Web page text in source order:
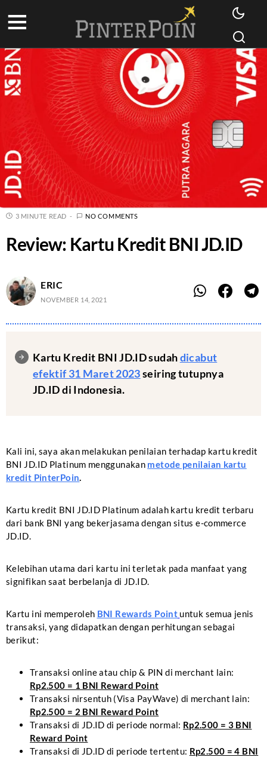
3 MINUTE READ NO COMMENTS
Review: Kartu Kredit BNI JD.ID
ERIC
NOVEMBER 14, 2021
Kartu Kredit BNI JD.ID sudahdicabut
efektif 31 Maret 2023seiring tutupnya
JD.ID di Indonesia.
Kali ini, saya akan melakukan penilaian terhadap kartu kredit
BNI JD.ID Platinum menggunakan metode penilaian kartu
kredit PinterPoin.
Kartu kredit BNI JD.ID Platinum adalah kartu kredit terbaru
dari bank BNI yang bekerjasama dengan situs e-commerce
JD.ID.
Kelebihan utama dari kartu ini terletak pada manfaat yang
signifikan saat berbelanja di JD.ID.
Kartu ini memperoleh BNI Rewards Point untuk semua jenis
transaksi, yang didapatkan dengan perhitungan sebagai
berikut:
Transaksi online atau chip & PIN di merchant lain:
Rp2.500 = 1 BNI Reward Point
Transaksi nirsentuh (Visa PayWave) di merchant lain:
Rp2.500 = 2 BNI Reward Point
Transaksi di JD.ID di periode normal: Rp2.500 = 3 BNI
Reward Point
Transaksi di JD.ID di periode tertentu: Rp2.500 = 4 BNI